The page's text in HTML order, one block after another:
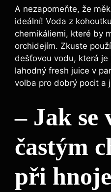
A nezapomeňte, že
ideální! ​Voda z
chemikáliemi, které by
orchidejím. Zkuste
dešťovou vodu, která je
lahodný fresh juice⁢ v
volba pro ⁢dobrý pocit a
– Jak se
⁢častým
při